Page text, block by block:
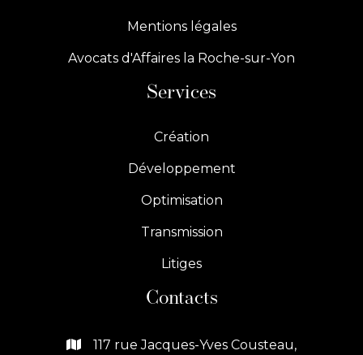
Mentions légales
Avocats d'Affaires la Roche-sur-Yon
Services
Création
Développement
Optimisation
Transmission
Litiges
Contacts

117 rue Jacques-Yves Cousteau,